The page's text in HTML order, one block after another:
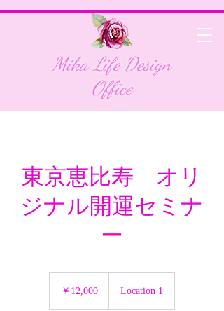
Mika Life Design
Office
東京恵比寿 オリ
ジナル開運セミナ
ー
￥12,000 Location 1